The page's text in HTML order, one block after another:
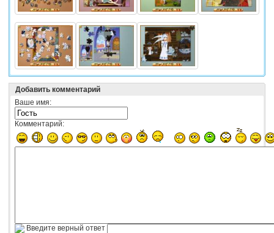
Добавить комментарий
Ваше имя:
Комментарий:
Введите верный ответ